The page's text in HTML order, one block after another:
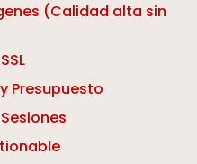
(Calidad alta sin
Presupuesto